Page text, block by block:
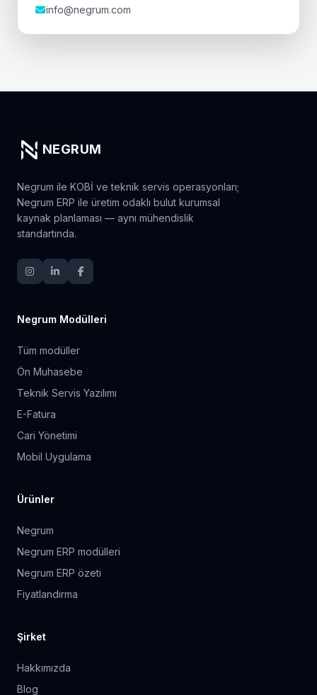
info@negrum.com
NEGRUM
Negrum ile KOBİ ve teknik servis operasyonları;
Negrum ERP ile üretim odaklı bulut kurumsal
kaynak planlaması — aynı mühendislik
standartında.
Negrum Modülleri
Tüm modüller
Ön Muhasebe
Teknik Servis Yazılımı
E-Fatura
Cari Yönetimi
Mobil Uygulama
Ürünler
Negrum
Negrum ERP modülleri
Negrum ERP özeti
Fiyatlandırma
Şirket
Hakkımızda
Blog